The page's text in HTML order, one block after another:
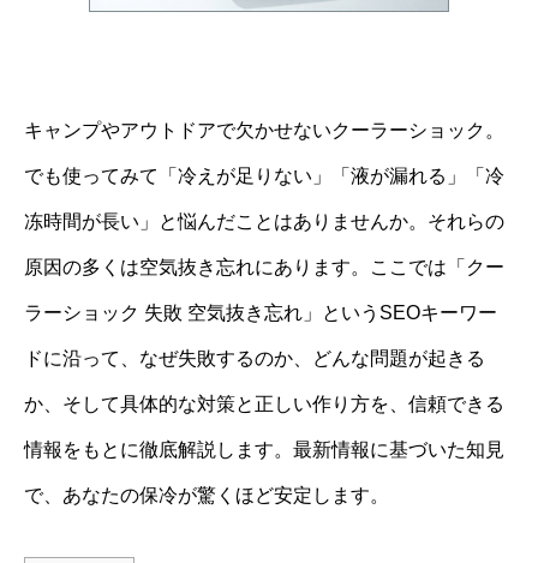
キャンプやアウトドアで欠かせないクーラーショック。
でも使ってみて「冷えが足りない」「液が漏れる」「冷
冻時間が長い」と悩んだことはありませんか。それらの
原因の多くは空気抜き忘れにあります。ここでは「クー
ラーショック 失敗 空気抜き忘れ」というSEOキーワー
ドに沿って、なぜ失敗するのか、どんな問題が起きる
か、そして具体的な対策と正しい作り方を、信頼できる
情報をもとに徹底解説します。最新情報に基づいた知見
で、あなたの保冷が驚くほど安定します。